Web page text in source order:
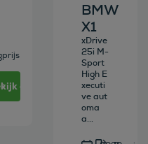
deze auto
BMW
X1
xDrive
25i M-
Sport
High E
xecuti
ve aut
oma
a...